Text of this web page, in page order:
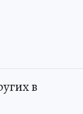
в